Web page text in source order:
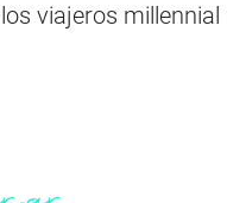
viajeros millennial